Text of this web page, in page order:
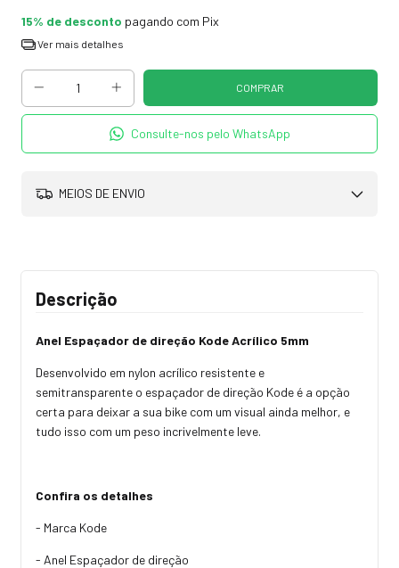
15% de desconto pagando com Pix
Ver mais detalhes
Consulte-nos pelo WhatsApp
MEIOS DE ENVIO
Descrição
Anel Espaçador de direção Kode Acrílico 5mm
Desenvolvido em nylon acrílico resistente e
semitransparente o espaçador de direção Kode é a opção
certa para deixar a sua bike com um visual ainda melhor, e
tudo isso com um peso incrivelmente leve.
Confira os detalhes
- Marca Kode
- Anel Espaçador de direção